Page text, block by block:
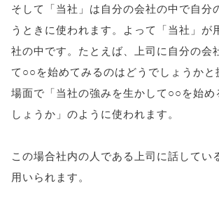
そして「当社」は自分の会社の中で自分
うときに使われます。よって「当社」が
社の中です。たとえば、上司に自分の会
て○○を始めてみるのはどうでしょうかと
場面で「当社の強みを生かして○○を始め
しょうか」のように使われます。
この場合社内の人である上司に話してい
用いられます。